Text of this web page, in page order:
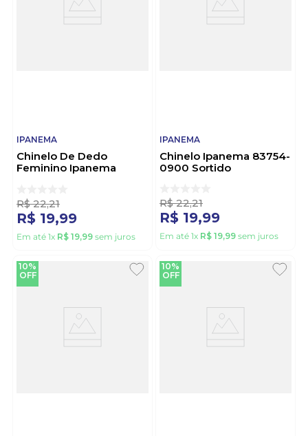
IPANEMA
Chinelo De Dedo
Feminino Ipanema
R$ 22,21
R$ 19,99
Em até 1x R$ 19,99 sem juros
IPANEMA
Chinelo Ipanema 83754-
0900 Sortido
R$ 22,21
R$ 19,99
Em até 1x R$ 19,99 sem juros
10%
OFF
10%
OFF